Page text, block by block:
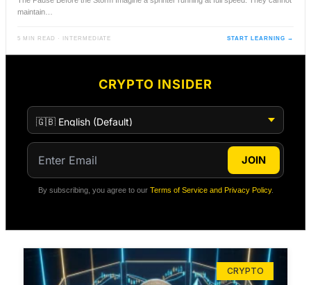
maintain…
5 MIN READ · INTERMEDIATE START LEARNING →
CRYPTO INSIDER
JOIN
By subscribing, you agree to our Terms of Service and Privacy Policy.
CRYPTO